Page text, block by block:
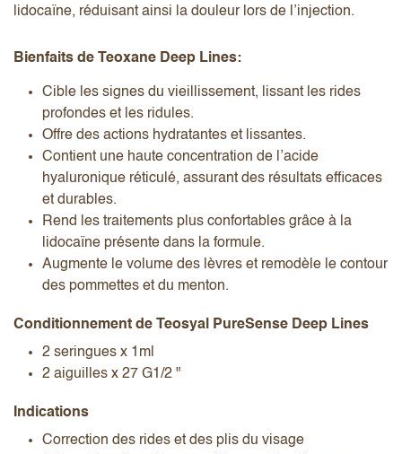
lidocaïne, réduisant ainsi la douleur lors de l’injection.
Bienfaits de Teoxane Deep Lines:
Cible les signes du vieillissement, lissant les rides
profondes et les ridules.
Offre des actions hydratantes et lissantes.
Contient une haute concentration de l’acide
hyaluronique réticulé, assurant des résultats efficaces
et durables.
Rend les traitements plus confortables grâce à la
lidocaïne présente dans la formule.
Augmente le volume des lèvres et remodèle le contour
des pommettes et du menton.
Conditionnement de Teosyal PureSense Deep Lines
2 seringues x 1ml
2 aiguilles x 27 G1/2 "
Indications
Correction des rides et des plis du visage